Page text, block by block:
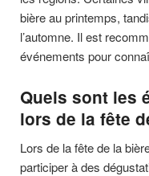
bière au printemps,
l’automne. Il est
événements pour
Quels sont les
lors de la fête
Lors de la fête de la
participer à des